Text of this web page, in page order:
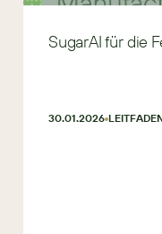
SugarAI für die
30.01.2026